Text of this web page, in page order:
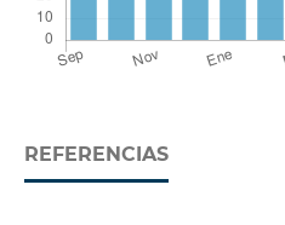
REFERENCIAS